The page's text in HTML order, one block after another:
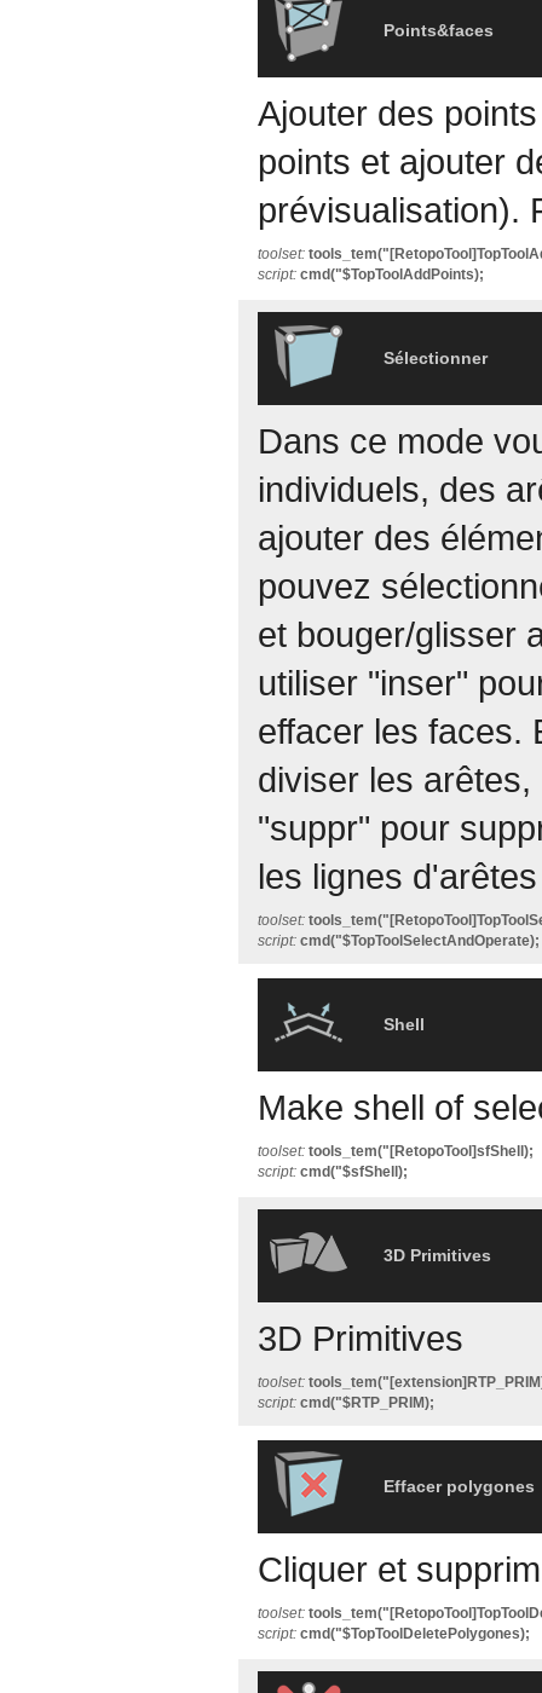
Points&faces
Ajouter des
points et ajouter
prévisualisation).
toolset:
script: cmd("$TopToolAddPoints);
Sélectionner
Dans ce mode
individuels, des
ajouter des
pouvez
et bouger/glisser
utiliser "inser"
effacer les faces.
diviser les
"suppr" pour
les lignes
toolset:
script: cmd("$TopToolSelectAndOperate);
Shell
Make shell of
toolset: tools_tem("[RetopoTool]sfShell);
script: cmd("$sfShell);
3D Primitives
3D Primitives
toolset:
script: cmd("$RTP_PRIM);
Effacer polygones
Cliquer et
toolset:
script: cmd("$TopToolDeletePolygones);